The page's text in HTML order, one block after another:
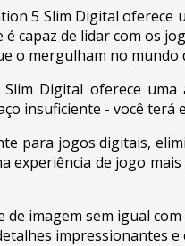
5 Slim Digital
capaz de lidar com os
o mergulham no mundo
Digital oferece
insuficiente - você
para jogos digitais,
experiência de jogo
imagem sem igual
impressionantes e